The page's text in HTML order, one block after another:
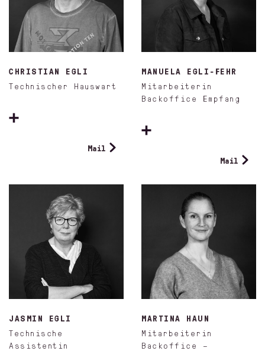
CHRISTIAN EGLI
Technischer Hauswart
Mail
MANUELA EGLI-FEHR
Mitarbeiterin
Backoffice Empfang
Mail
JASMIN EGLI
Technische
Assistentin
MARTINA HAUN
Mitarbeiterin
Backoffice –